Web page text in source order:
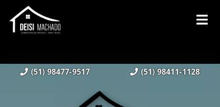
(51) 98477-9517 (51) 98411-1128